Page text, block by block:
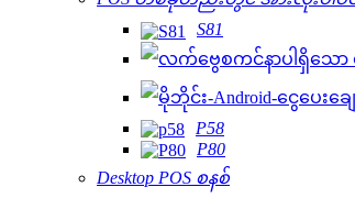
S81
P58
P80
Desktop POS စနစ်